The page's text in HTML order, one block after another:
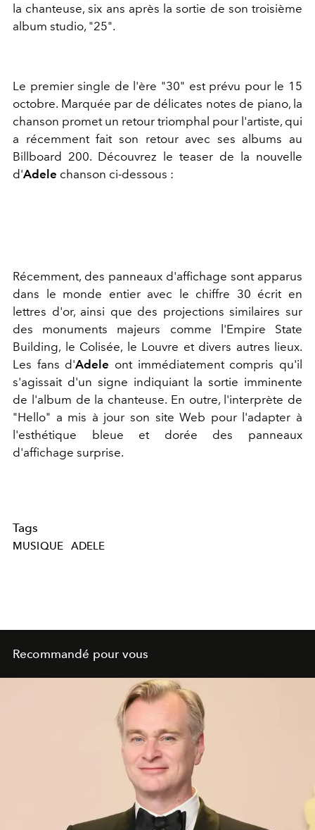
la chanteuse, six ans après la sortie de son troisième
album studio, "25".
Le premier single de l'ère "30" est prévu pour le 15
octobre. Marquée par de délicates notes de piano, la
chanson promet un retour triomphal pour l'artiste, qui
a récemment fait son retour avec ses albums au
Billboard 200. Découvrez le teaser de la nouvelle
d'Adele chanson ci-dessous :
Récemment, des panneaux d'affichage sont apparus
dans le monde entier avec le chiffre 30 écrit en
lettres d'or, ainsi que des projections similaires sur
des monuments majeurs comme l'Empire State
Building, le Colisée, le Louvre et divers autres lieux.
Les fans d'Adele ont immédiatement compris qu'il
s'agissait d'un signe indiquiant la sortie imminente
de l'album de la chanteuse. En outre, l'interprète de
"Hello" a mis à jour son site Web pour l'adapter à
l'esthétique bleue et dorée des panneaux
d'affichage surprise.
Tags
MUSIQUE ADELE
Recommandé pour vous